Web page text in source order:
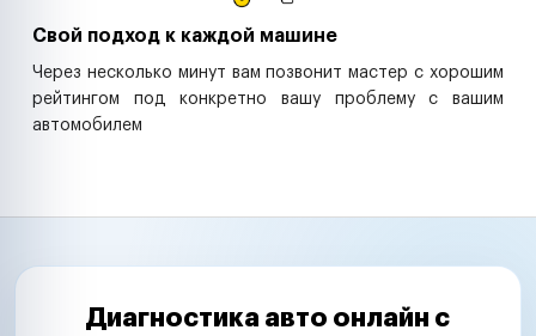
Свой подход к каждой машине
Через несколько минут вам позвонит мастер с хорошим
рейтингом под конкретно вашу проблему с вашим
автомобилем
Диагностика авто онлайн с